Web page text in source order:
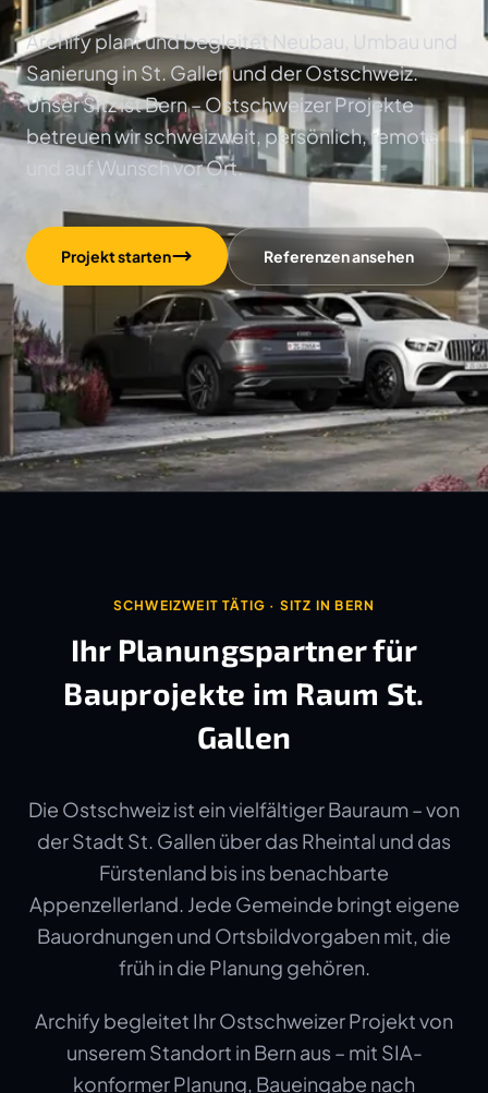
Archify plant und begleitet Neubau, Umbau und
Sanierung in St. Gallen und der Ostschweiz.
Unser Sitz ist Bern – Ostschweizer Projekte
betreuen wir schweizweit, persönlich, remote
und auf Wunsch vor Ort.
Projekt starten Referenzen ansehen
SCHWEIZWEIT TÄTIG · SITZ IN BERN
Ihr Planungspartner für
Bauprojekte im Raum St.
Gallen
Die Ostschweiz ist ein vielfältiger Bauraum – von
der Stadt St. Gallen über das Rheintal und das
Fürstenland bis ins benachbarte
Appenzellerland. Jede Gemeinde bringt eigene
Bauordnungen und Ortsbildvorgaben mit, die
früh in die Planung gehören.
Archify begleitet Ihr Ostschweizer Projekt von
unserem Standort in Bern aus – mit SIA-
konformer Planung, Baueingabe nach